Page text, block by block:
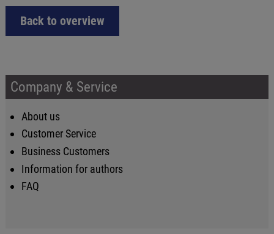
Back to overview
Company & Service
About us
Customer Service
Business Customers
Information for authors
FAQ